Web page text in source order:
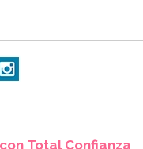
Total Confianza